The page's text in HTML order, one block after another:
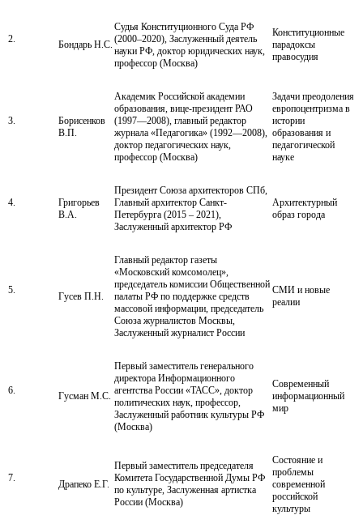
2. Бондарь Н.С.
Судья Конституционного Суда РФ
(2000–2020), Заслуженный деятель
науки РФ, доктор юридических наук,
профессор (Москва)
Конституционные
парадоксы
правосудия
3.
Борисенков
В.П.
Академик Российской академии
образования, вице-президент РАО
(1997—2008), главный редактор
журнала «Педагогика» (1992—2008),
доктор педагогических наук,
профессор (Москва)
Задачи преодоления
европоцентризма в
истории
образования и
педагогической
науке
4.
Григорьев
В.А.
Президент Союза архитекторов СПб,
Главный архитектор Санкт-
Петербурга (2015 – 2021),
Заслуженный архитектор РФ
Архитектурный
образ города
5.
Гусев П.Н.
Главный редактор газеты
«Московский комсомолец»,
председатель комиссии Общественной
палаты РФ по поддержке средств
массовой информации, председатель
Союза журналистов Москвы,
Заслуженный журналист России
СМИ и новые
реалии
6. Гусман М.С.
Первый заместитель генерального
директора Информационного
агентства России «ТАСС», доктор
политических наук, профессор,
Заслуженный работник культуры РФ
(Москва)
Современный
информационный
мир
7.
Драпеко Е.Г.
Первый заместитель председателя
Комитета Государственной Думы РФ
по культуре, Заслуженная артистка
России (Москва)
Состояние и
проблемы
современной
российской
культуры